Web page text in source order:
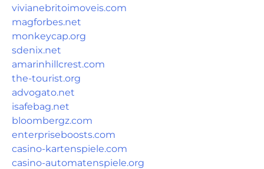
vivianebritoimoveis.com
magforbes.net
monkeycap.org
sdenix.net
amarinhillcrest.com
the-tourist.org
advogato.net
isafebag.net
bloombergz.com
enterpriseboosts.com
casino-kartenspiele.com
casino-automatenspiele.org